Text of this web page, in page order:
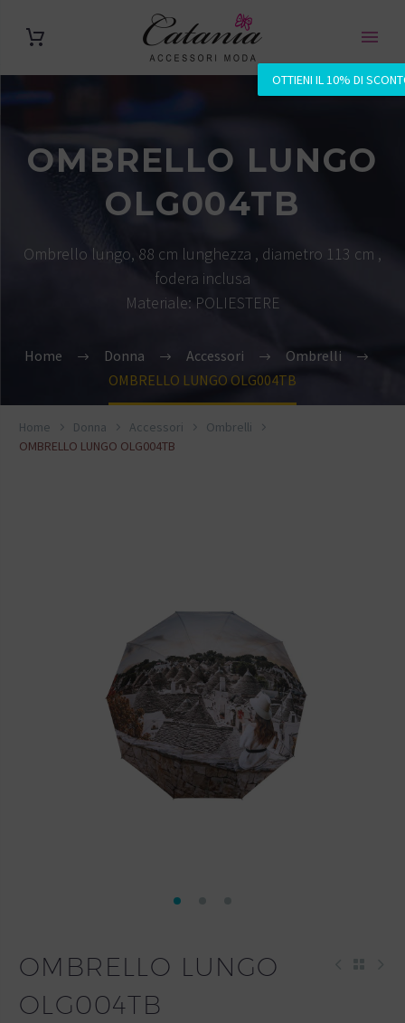
OTTIENI IL 10% DI
OMBRELLO LUNGO
OLG004TB
Ombrello lungo, 88 cm lunghezza , diametro 113 cm ,
fodera inclusa
Materiale: POLIESTERE
Home Donna Accessori
Ombrelli
OMBRELLO LUNGO OLG004TB
Home Donna Accessori
Ombrelli
OMBRELLO LUNGO OLG004TB
OMBRELLO LUNGO
OLG004TB